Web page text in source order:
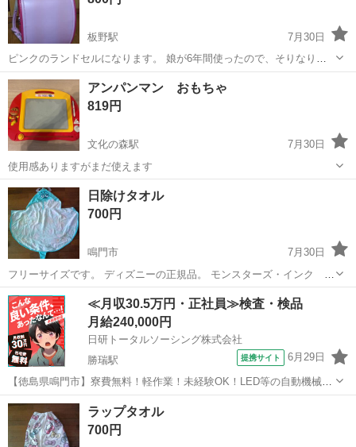
板野駅
7月30日
ピンクのランドセルになります。 娘が6年間使ったので、そりなりの
汚れ傷はありますが比較的綺麗な方だと思います。 使って頂ける方に
宜しくお願いします。 #ランドセル #クラリーノ #ピンク
徳島 板野郡 板野駅 子供用品
アンパンマン おもちゃ
819円
文化の森駅
7月30日
使用感ありますがまだ使えます
徳島 徳島市 文化の森駅
日除けタオル
700円
鳴門市
7月30日
フリーサイズです。 ディズニーの正規品。 モンスターズ・インク サ
リー
徳島 鳴門市 キッズ用品 タオル
≪月収30.5万円・正社員≫検査・検品
月給240,000円
日研トータルソーシング株式会社
勝瑞駅
提携サイト 6月29日
【徳島県鳴門市】寮費無料！軽作業！未経験OK！LED等の自動機械加
工・検査・梱包・データ入力《お仕事No.NS0560》 お仕事について ス
マートフォンやパソコン、車などに使われるLED等の電子部品の製造
とそれに付帯する作...
徳島 鳴門市 勝瑞駅
ラップタオル
700円